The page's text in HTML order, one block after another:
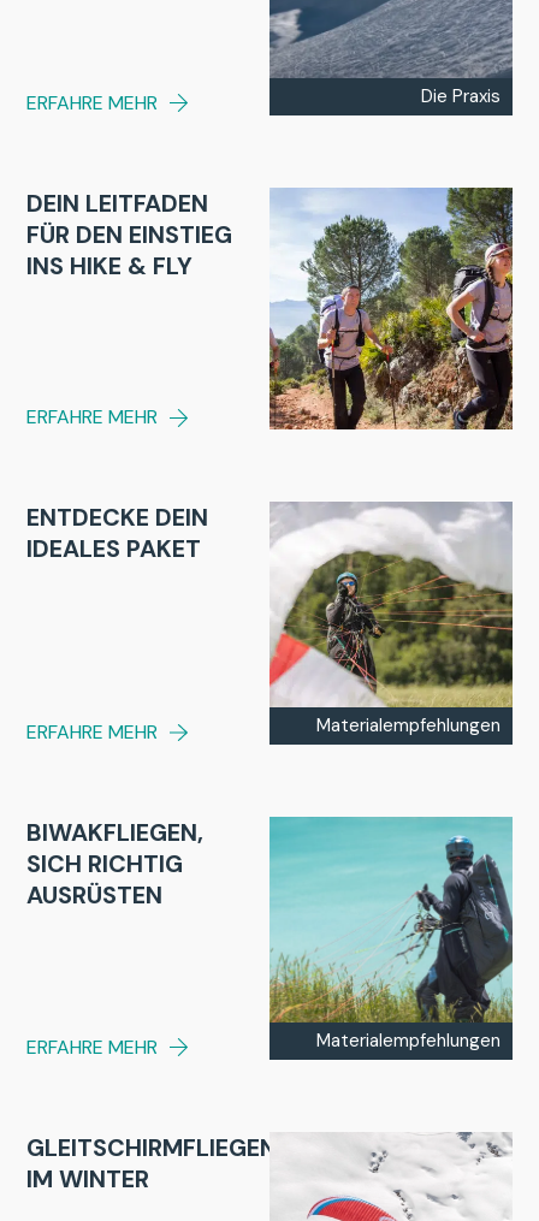
ERFAHRE MEHR Die Praxis
DEIN LEITFADEN
FÜR DEN EINSTIEG
INS HIKE & FLY
ERFAHRE MEHR
ENTDECKE DEIN
IDEALES PAKET
ERFAHRE MEHR Materialempfehlungen
BIWAKFLIEGEN,
SICH RICHTIG
AUSRÜSTEN
ERFAHRE MEHR Materialempfehlungen
GLEITSCHIRMFLIEGEN
IM WINTER